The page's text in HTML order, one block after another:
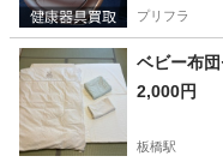
プリフラ
ベビー布
2,000円
板橋駅